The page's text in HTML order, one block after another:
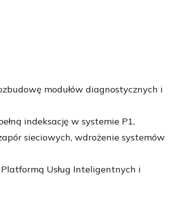
modułów diagnostycznych i
indeksację w systemie P1,
sieciowych, wdrożenie systemów
Usług Inteligentnych i